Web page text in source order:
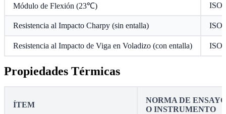
Módulo de Flexión (23℃) ISO
Resistencia al Impacto Charpy (sin entalla) ISO
Resistencia al Impacto de Viga en Voladizo (con entalla) ISO
Propiedades Térmicas
ÍTEM
NORMA DE ENSAYO
O INSTRUMENTO